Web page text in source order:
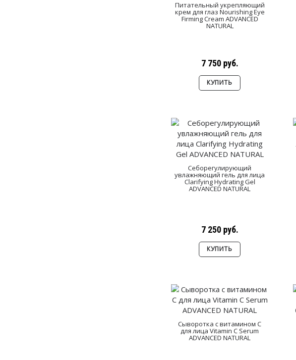
Питательный укрепляющий
крем для глаз Nourishing Eye
Firming Cream ADVANCED
NATURAL
7 750 руб.
КУПИТЬ
Себорегулирующий
увлажняющий гель для лица
Clarifying Hydrating Gel
ADVANCED NATURAL
7 250 руб.
КУПИТЬ
Сыворотка c витамином С
для лица Vitamin C Serum
ADVANCED NATURAL